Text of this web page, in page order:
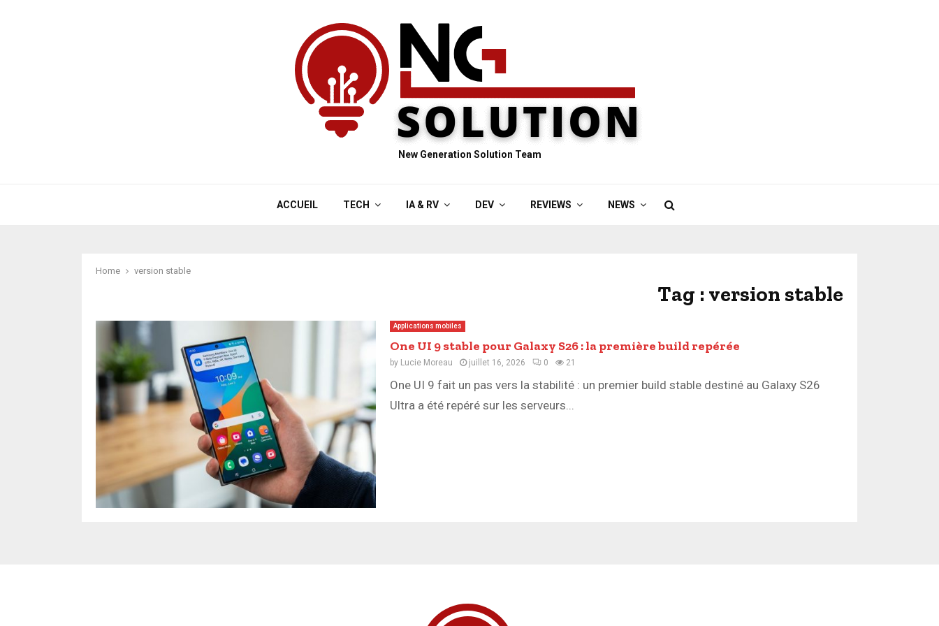
New Generation Solution Team
ACCUEIL TECH IA & RV DEV REVIEWS NEWS
Home version stable
Tag : version stable
Applications mobiles
One UI 9 stable pour Galaxy S26 : la première build repérée
by Lucie Moreau juillet 16, 2026 0 21
One UI 9 fait un pas vers la stabilité : un premier build stable destiné au Galaxy S26
Ultra a été repéré sur les serveurs...